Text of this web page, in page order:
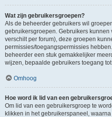
Wat zijn gebruikersgroepen?
Als de beheerder gebruikers wil
gebruikersgroepen. Gebruikers
verschilt per forum), deze groepen
permissies/toegangspermissies
beheerder een stuk gemakkelijker
wijzen, bepaalde gebruikers toegang
Omhoog
Hoe word ik lid van een
Om lid van een gebruikersgroep te
klikken in het gebruikerspaneel,